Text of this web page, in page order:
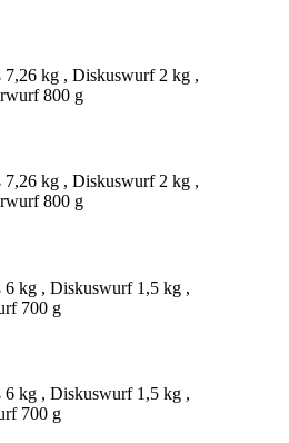
7,26 kg , Diskuswurf 2 kg ,
800 g
7,26 kg , Diskuswurf 2 kg ,
800 g
6 kg , Diskuswurf 1,5 kg ,
700 g
6 kg , Diskuswurf 1,5 kg ,
700 g